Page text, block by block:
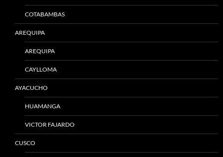
COTABAMBAS
AREQUIPA
AREQUIPA
CAYLLOMA
AYACUCHO
HUAMANGA
VICTOR FAJARDO
CUSCO